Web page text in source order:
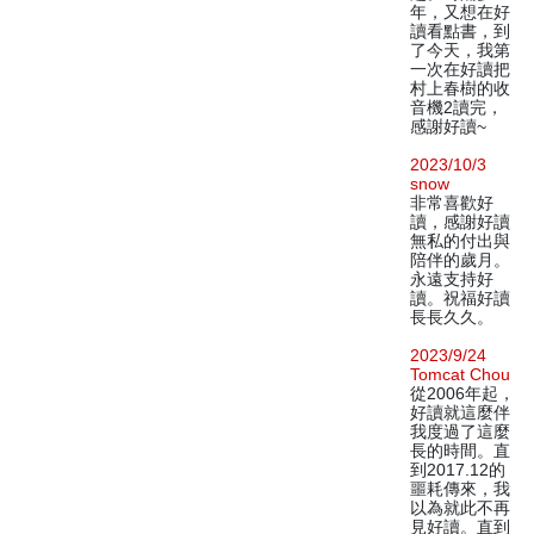
年，又想在好
讀看點書，到
了今天，我第
一次在好讀把
村上春樹的收
音機2讀完，
感謝好讀~
2023/10/3
snow
非常喜歡好
讀，感謝好讀
無私的付出與
陪伴的歲月。
永遠支持好
讀。祝福好讀
長長久久。
2023/9/24
Tomcat Chou
從2006年起，
好讀就這麼伴
我度過了這麼
長的時間。直
到2017.12的
噩耗傳來，我
以為就此不再
見好讀。直到